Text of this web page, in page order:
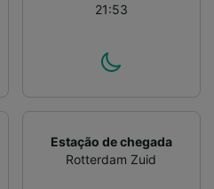
21:53
Estação de chegada
Rotterdam Zuid